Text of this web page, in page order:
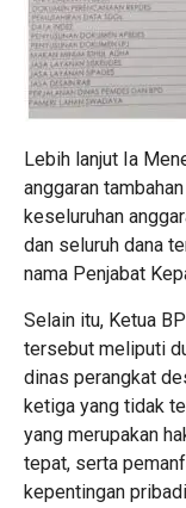
Lebih lanjut Ia
anggaran
keseluruhan
dan seluruh dana
nama Penjabat
Selain itu, Ketua
tersebut meliputi
dinas perangkat
ketiga yang tidak
yang merupakan
tepat, serta
kepentingan